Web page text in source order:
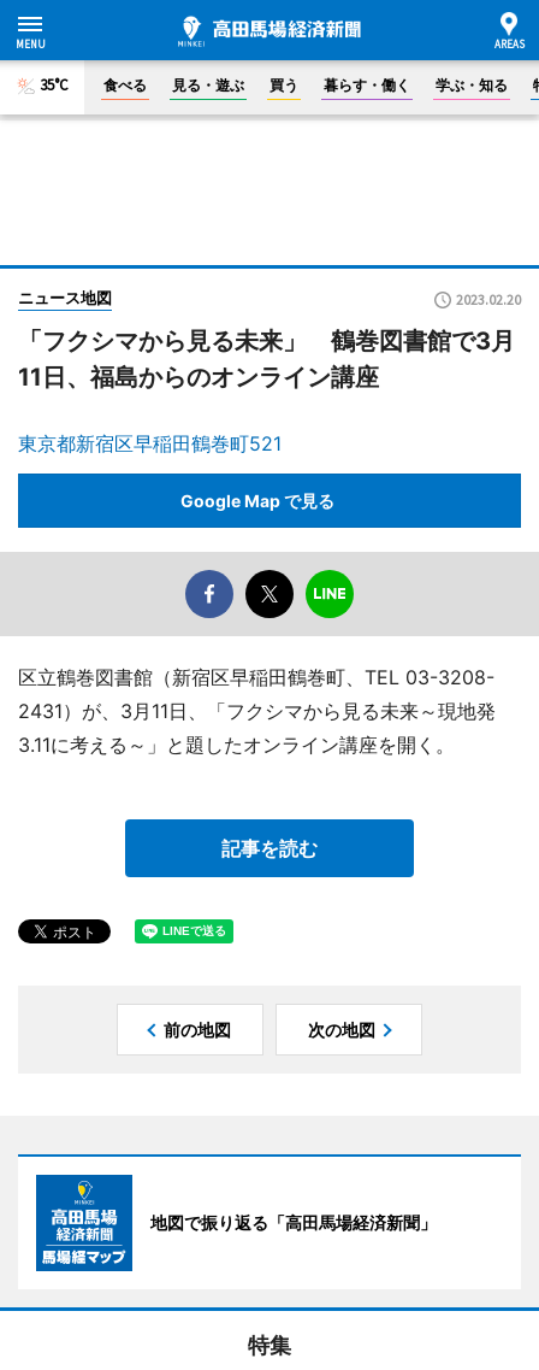
35°C 食べる 見る・遊ぶ 買う 暮らす・働く 学ぶ・知る
ニュース地図 2023.02.20
「フクシマから見る未来」 鶴巻図書館で3月
11日、福島からのオンライン講座
東京都新宿区早稲田鶴巻町521
Google Map で見る
区立鶴巻図書館（新宿区早稲田鶴巻町、TEL 03-3208-
2431）が、3月11日、「フクシマから見る未来～現地発
3.11に考える～」と題したオンライン講座を開く。
記事を読む
前の地図 次の地図
地図で振り返る「高田馬場経済新聞」
特集